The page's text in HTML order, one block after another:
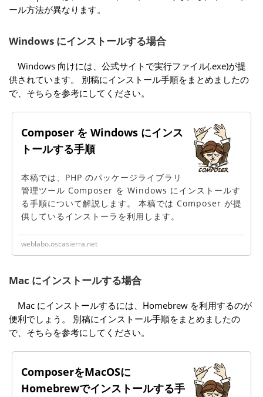
ール方法が異なります。
Windows にインストールする場合
Windows 向けには、公式サイトで実行ファイル(.exe)が提
供されています。 別稿にインストール手順をまとめましたの
で、そちらを参考にしてください。
Composer を Windows にインス
トールする手順
本稿では、PHP のパッケージライブラリ
管理ツール Composer を Windows にインストールす
る手順について解説します。 本稿では Composer が提
供しているインストーラを利用します。
weblabo.oscasierra.net
Mac にインストールする場合
Mac にインストールするには、Homebrew を利用するのが
便利でしょう。 別稿にインストール手順をまとめましたの
で、そちらを参考にしてください。
ComposerをMacOSに
Homebrewでインストールする手